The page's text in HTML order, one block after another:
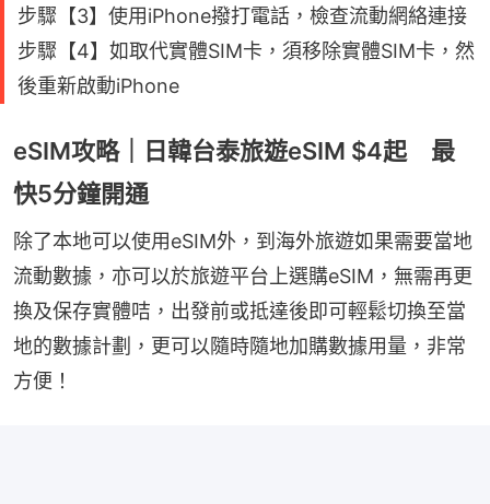
步驟【3】使用iPhone撥打電話，檢查流動網絡連接
步驟【4】如取代實體SIM卡，須移除實體SIM卡，然
後重新啟動iPhone
eSIM攻略｜日韓台泰旅遊eSIM $4起 最
快5分鐘開通
除了本地可以使用eSIM外，到海外旅遊如果需要當地
流動數據，亦可以於旅遊平台上選購eSIM，無需再更
換及保存實體咭，出發前或抵達後即可輕鬆切換至當
地的數據計劃，更可以隨時隨地加購數據用量，非常
方便！